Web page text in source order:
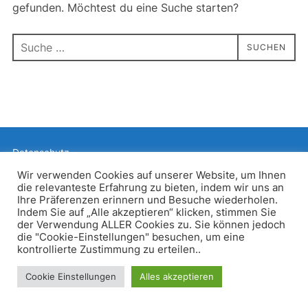
gefunden. Möchtest du eine Suche starten?
Suchen
nach:
SUCHEN
Datenschutz
Inspiro WordPress Theme von WPZOOM
Wir verwenden Cookies auf unserer Website, um Ihnen
die relevanteste Erfahrung zu bieten, indem wir uns an
Ihre Präferenzen erinnern und Besuche wiederholen.
Indem Sie auf „Alle akzeptieren“ klicken, stimmen Sie
der Verwendung ALLER Cookies zu. Sie können jedoch
die "Cookie-Einstellungen" besuchen, um eine
kontrollierte Zustimmung zu erteilen..
Cookie Einstellungen Alles akzeptieren